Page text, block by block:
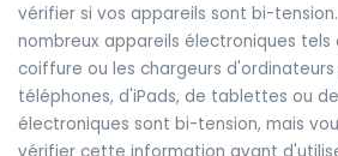
vérifier si vos appareils sont bi-
nombreux appareils électroniques tels
coiffure ou les chargeurs
téléphones, d'iPads, de tablettes ou
électroniques sont bi-tension, mais
vérifier cette information avant